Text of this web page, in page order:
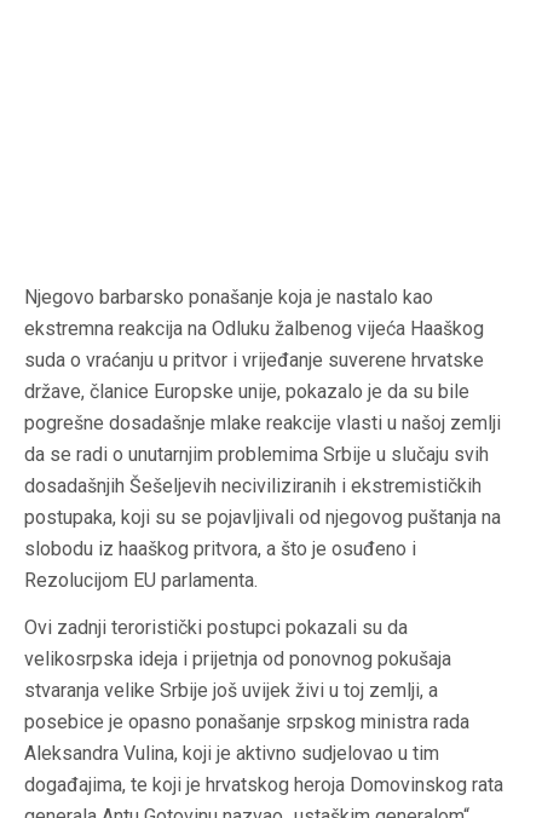
Njegovo barbarsko ponašanje koja je nastalo kao
ekstremna reakcija na Odluku žalbenog vijeća Haaškog
suda o vraćanju u pritvor i vrijeđanje suverene hrvatske
države, članice Europske unije, pokazalo je da su bile
pogrešne dosadašnje mlake reakcije vlasti u našoj zemlji
da se radi o unutarnjim problemima Srbije u slučaju svih
dosadašnjih Šešeljevih neciviliziranih i ekstremističkih
postupaka, koji su se pojavljivali od njegovog puštanja na
slobodu iz haaškog pritvora, a što je osuđeno i
Rezolucijom EU parlamenta.
Ovi zadnji teroristički postupci pokazali su da
velikosrpska ideja i prijetnja od ponovnog pokušaja
stvaranja velike Srbije još uvijek živi u toj zemlji, a
posebice je opasno ponašanje srpskog ministra rada
Aleksandra Vulina, koji je aktivno sudjelovao u tim
događajima, te koji je hrvatskog heroja Domovinskog rata